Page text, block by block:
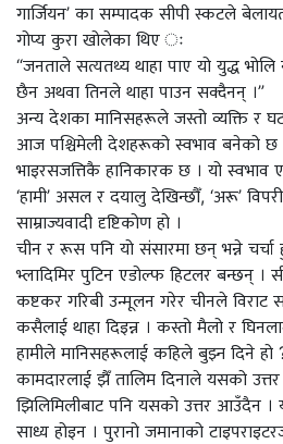
गार्जियन’ का सम्पादक सीपी स्कटले
गोप्य कुरा खोलेका थिए ः
“जनताले सत्यतथ्य थाहा पाए यो युद्ध भोलि
छैन अथवा तिनले थाहा पाउन सक्दैनन् ।”
अन्य देशका मानिसहरूले जस्तो व्यक्ति र
आज पश्चिमेली देशहरूको स्वभाव बनेको छ ।
भाइरसजत्तिकै हानिकारक छ । यो स्वभाव
‘हामी’ असल र दयालु देखिन्छौँ, ‘अरू’
साम्राज्यवादी दृष्टिकोण हो ।
चीन र रूस पनि यो संसारमा छन् भन्ने चर्चा
भ्लादिमिर पुटिन एडोल्फ हिटलर बन्छन् ।
कष्टकर गरिबी उन्मूलन गरेर चीनले विराट
कसैलाई थाहा दिइन्न । कस्तो मैलो र
हामीले मानिसहरूलाई कहिले बुझ्न दिने हो
कामदारलाई झैँ तालिम दिनाले यसको
झिलिमिलीबाट पनि यसको उत्तर आउँदैन ।
साध्य होइन । पुरानो जमानाको